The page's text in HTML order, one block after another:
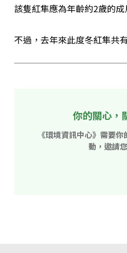
該隻紅隼應為年齡約2歲的
不過，去年來此度冬紅隼共
你的關心，
《環境資訊中心》需要
動，邀請